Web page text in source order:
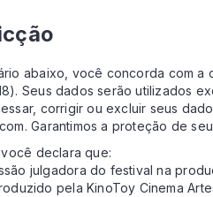
abaixo, você concorda com a
Seus dados serão utilizados
corrigir ou excluir seus
Garantimos a proteção de
declara que:
julgadora do festival na
pela KinoToy Cinema